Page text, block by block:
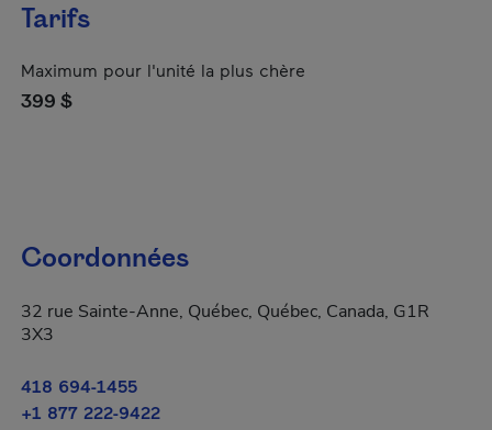
Tarifs
Maximum pour l'unité la plus chère
399 $
Coordonnées
32 rue Sainte-Anne, Québec, Québec, Canada, G1R
3X3
418 694-1455
+1 877 222-9422